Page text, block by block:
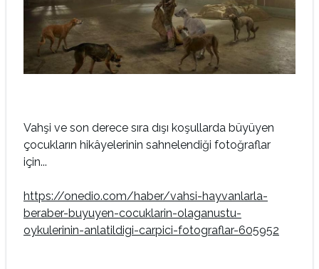
Vahşi ve son derece sıra dışı koşullarda büyüyen
çocukların hikâyelerinin sahnelendiği fotoğraflar
için...
https://onedio.com/haber/vahsi-hayvanlarla-
beraber-buyuyen-cocuklarin-olaganustu-
oykulerinin-anlatildigi-carpici-fotograflar-605952